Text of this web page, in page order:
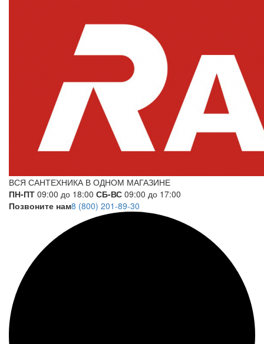
ВСЯ САНТЕХНИКА В ОДНОМ МАГАЗИНЕ
ПН-ПТ 09:00 до 18:00 СБ-ВС 09:00 до 17:00
Позвоните нам8 (800) 201-89-30